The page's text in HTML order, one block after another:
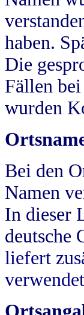
haben.
Die
Fällen
wurden
Bei den
Namen
In dieser
deutsche
liefert